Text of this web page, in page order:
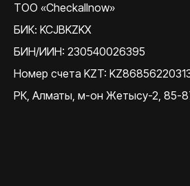
TOO «Checkallnow»
БИК: KCJBKZKX
БИН/ИИН: 230540026395
Номер счета KZT:
РК, Алматы, м-он Жетысу-2, 85-